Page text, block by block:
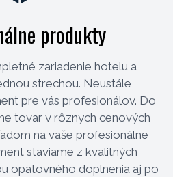
produkty
zariadenie hotelu a
strechou. Neustále
pre vás profesionálov. Do
tovar v rôznych cenových
na vaše profesionálne
staviame z kvalitných
opätovného doplnenia aj po